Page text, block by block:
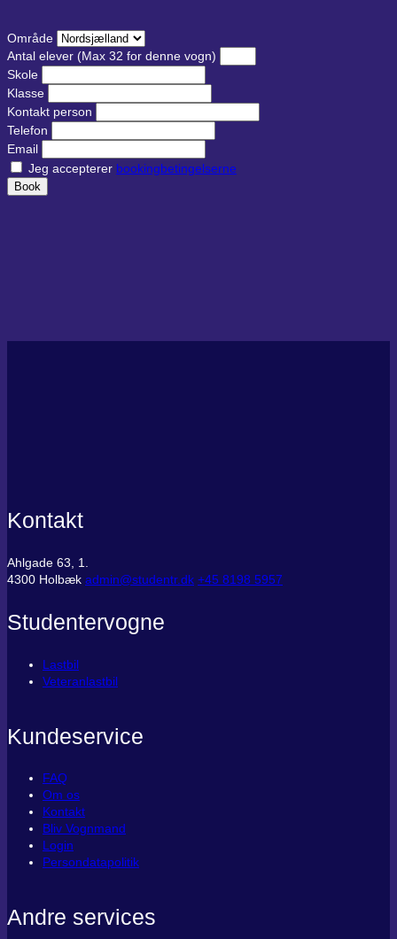
Område
Antal elever (Max 32 for denne vogn)
Skole
Klasse
Kontakt person
Telefon
Email
Jeg accepterer bookingbetingelserne
Book
Kontakt
Ahlgade 63, 1.
4300 Holbæk admin@studentr.dk ‭+45 8198 5957
Studentervogne
Lastbil
Veteranlastbil
Kundeservice
FAQ
Om os
Kontakt
Bliv Vognmand
Login
Persondatapolitik
Andre services